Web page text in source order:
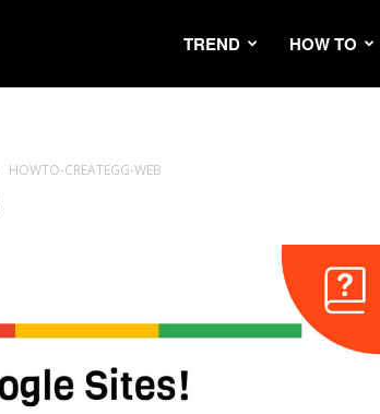
TREND HOW TO
HOWTO-CREATEGG-WEB